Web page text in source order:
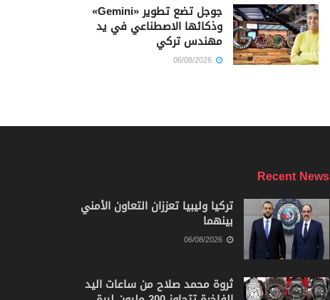
جوجل تضع تطوير «Gemini»
وذكائها الاصطناعي في يد
مهندس تركي
Recent News
تركيا وليبيا تعززان التعاون الأمني
بينهما
ثروة محمد صلاح من ساعات اليد